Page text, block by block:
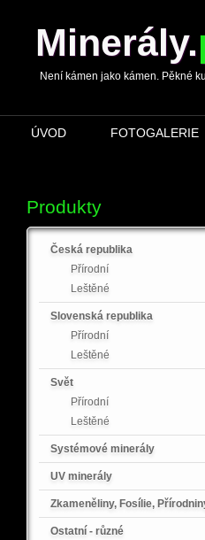
Minerály.
Není kámen jako kámen. Pěkné
ÚVOD FOTOGALERIE
Produkty
Česká republika
Přírodní
Leštěné
Slovenská republika
Přírodní
Leštěné
Svět
Přírodní
Leštěné
Systémové minerály
UV minerály
Zkameněliny, Fosílie,
Ostatní - různé